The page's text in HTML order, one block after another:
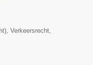
Verkeersrecht,